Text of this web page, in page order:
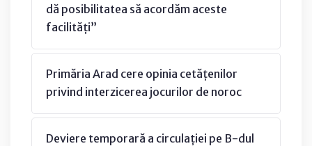
dă posibilitatea să acordăm aceste
facilități”
Primăria Arad cere opinia cetățenilor
privind interzicerea jocurilor de noroc
Deviere temporară a circulației pe B-dul